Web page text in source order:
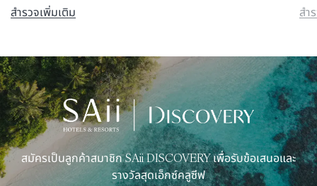
สำรวจเพิ่มเติม สำ
สมัครเป็นลูกค้าสมาชิก SAii DISCOVERY เพื่อรับข้อเสนอและ
รางวัลสุดเอ็กซ์คลูซีฟ